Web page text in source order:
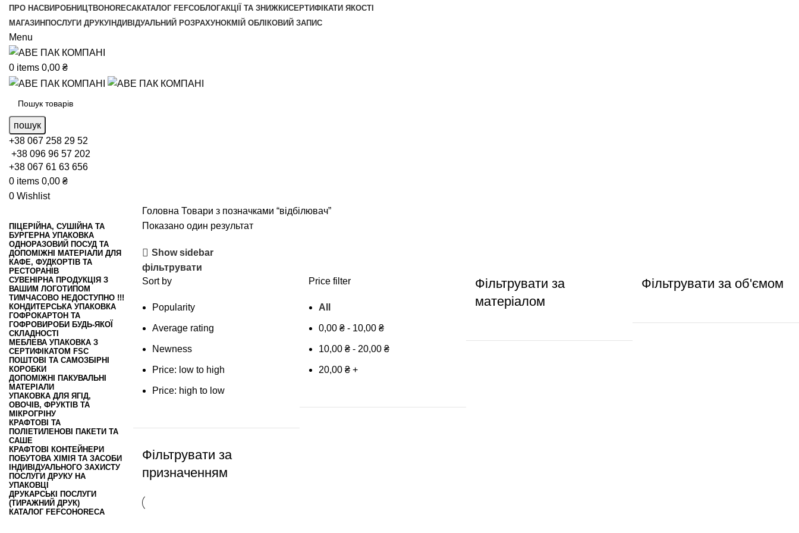
ПРО НАСВИРОБНИЦТВОHORECAКАТАЛОГ FEFCOБЛОГАКЦІЇ ТА ЗНИЖКИСЕРТИФІКАТИ ЯКОСТІ
МАГАЗИН ПОСЛУГИ ДРУКУ ІНДИВІДУАЛЬНИЙ РОЗРАХУНОКМІЙ ОБЛІКОВИЙ ЗАПИС
Menu
0 items 0,00 ₴
пошук
+38 067 258 29 52
+38 096 96 57 202
+38 067 61 63 656
0 items 0,00 ₴
0 Wishlist
ПІЦЕРІЙНА, СУШІЙНА ТА
БУРГЕРНА УПАКОВКА
ОДНОРАЗОВИЙ ПОСУД ТА
ДОПОМІЖНІ МАТЕРІАЛИ ДЛЯ
КАФЕ, ФУДКОРТІВ ТА
РЕСТОРАНІВ
СУВЕНІРНА ПРОДУКЦІЯ З
ВАШИМ ЛОГОТИПОМ
ТИМЧАСОВО НЕДОСТУПНО !!!
КОНДИТЕРСЬКА УПАКОВКА
ГОФРОКАРТОН ТА
ГОФРОВИРОБИ БУДЬ-ЯКОЇ
СКЛАДНОСТІ
МЕБЛЕВА УПАКОВКА З
СЕРТИФІКАТОМ FSC
ПОШТОВІ ТА САМОЗБІРНІ
КОРОБКИ
ДОПОМІЖНІ ПАКУВАЛЬНІ
МАТЕРІАЛИ
УПАКОВКА ДЛЯ ЯГІД,
ОВОЧІВ, ФРУКТІВ ТА
МІКРОГРІНУ
КРАФТОВІ ТА
ПОЛІЕТИЛЕНОВІ ПАКЕТИ ТА
САШЕ
КРАФТОВІ КОНТЕЙНЕРИ
ПОБУТОВА ХІМІЯ ТА ЗАСОБИ
ІНДИВІДУАЛЬНОГО ЗАХИСТУ
ПОСЛУГИ ДРУКУ НА
УПАКОВЦІ
ДРУКАРСЬКІ ПОСЛУГИ
(ТИРАЖНИЙ ДРУК)
КАТАЛОГ FEFCOHORECA
Головна Товари з позначками “відбілювач”
Показано один результат
Show sidebar
фільтрувати
Sort by
Popularity
Average rating
Newness
Price: low to high
Price: high to low
Price filter
All
0,00 ₴ - 10,00 ₴
10,00 ₴ - 20,00 ₴
20,00 ₴ +
Фільтрувати за
матеріалом
Фільтрувати за об'ємом
Фільтрувати за
призначенням